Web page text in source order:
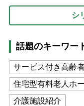
シ
話題のキーワー
サービス付き高齢
住宅型有料老人ホ
介護施設紹介